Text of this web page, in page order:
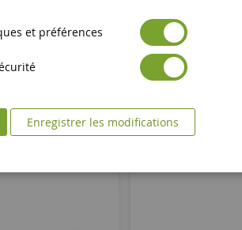
et préférences
Enregistrer les modifications